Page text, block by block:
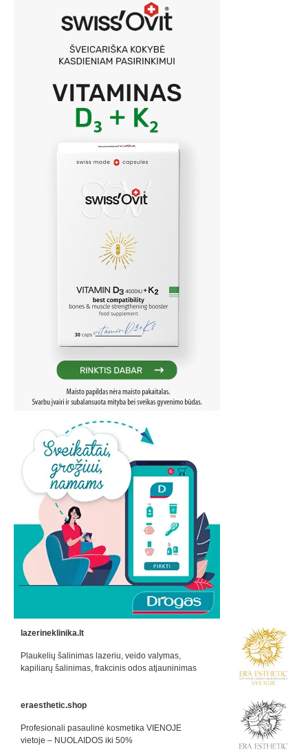
lazerineklinika.lt
Plaukelių šalinimas lazeriu, veido valymas,
kapiliarų šalinimas, frakcinis odos atjauninimas
eraesthetic.shop
Profesionali pasaulinė kosmetika VIENOJE
vietoje – NUOLAIDOS iki 50%